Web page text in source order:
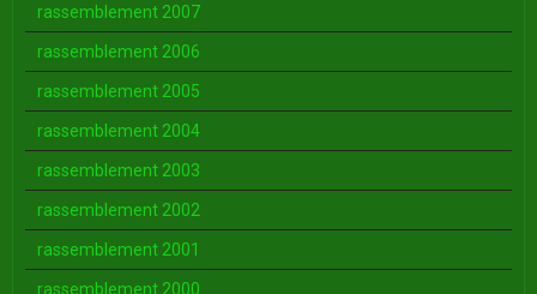
rassemblement 2007
rassemblement 2006
rassemblement 2005
rassemblement 2004
rassemblement 2003
rassemblement 2002
rassemblement 2001
rassemblement 2000